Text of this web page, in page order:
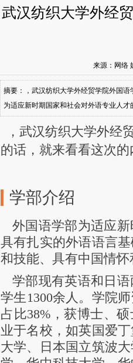
武汉纺织大学外经
来源：网络
摘要：，武汉纺织大学外经贸学院外国
为适应新时期国家和社会对外语专业人
学生1300余人。学院师资力量雄厚，专
，武汉纺织大学外经
的话，就来看看这次的
学部介绍
外国语学部为适应
具有扎实的外语语言
和技能、具有中国情
学部现有英语和日
学生1300余人。学院
占比38%，获博士、
业于名校，如英国爱
大学、日本国立筑波